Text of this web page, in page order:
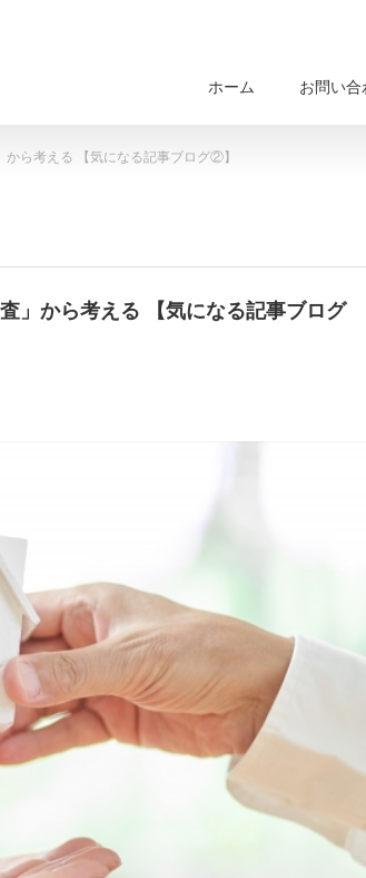
ホーム お問い合
から考える 【気になる記事ブログ②】
」から考える 【気になる記事ブログ